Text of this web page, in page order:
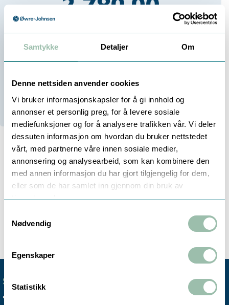
Samtykke Detaljer Om
Denne nettsiden anvender cookies
Vi bruker informasjonskapsler for å gi innhold og
annonser et personlig preg, for å levere sosiale
mediefunksjoner og for å analysere trafikken vår. Vi deler
dessuten informasjon om hvordan du bruker nettstedet
vårt, med partnerne våre innen sosiale medier,
annonsering og analysearbeid, som kan kombinere den
med annen informasjon du har gjort tilgjengelig for dem,
eller som de har samlet inn gjennom din bruk av
tjenestene deres.
Nødvendig
Egenskaper
Statistikk
Velg antall:
2På lager
2Stk i Trondheim
Beskrivelse
Avstand mellom vegg og transducer: 12-48cm
SENTRALBORD
+47 72 59 61 00